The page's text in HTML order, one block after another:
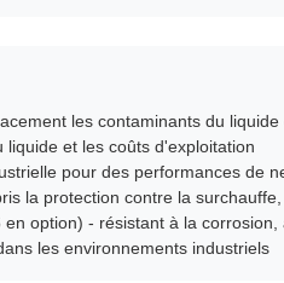
les contaminants du
et les coûts d'exploitation
pour des performances de
la protection contre la
option) - résistant à la
les environnements industriels